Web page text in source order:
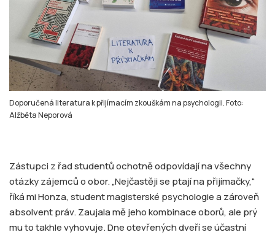
Doporučená literatura k přijímacím zkouškám na psychologii. Foto:
Alžběta Neporová
Zástupci z řad studentů ochotně odpovídají na všechny
otázky zájemců o obor. „Nejčastěji se ptají na přijímačky,“
říká mi Honza, student magisterské psychologie a zároveň
absolvent práv. Zaujala mě jeho kombinace oborů, ale prý
mu to takhle vyhovuje. Dne otevřených dveří se účastní